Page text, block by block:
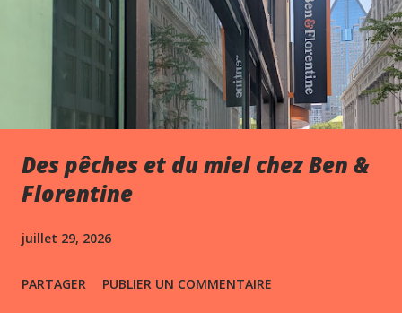
Des pêches et du miel chez Ben &
Florentine
juillet 29, 2026
PARTAGER PUBLIER UN COMMENTAIRE